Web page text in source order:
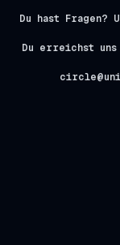
Du hast
Du erreichst uns